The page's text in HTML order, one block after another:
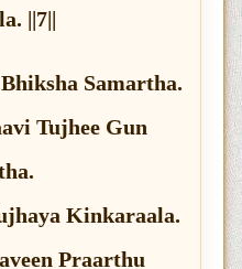
||7||
Samartha.
Tujhee Gun
Kinkaraala.
Praarthu